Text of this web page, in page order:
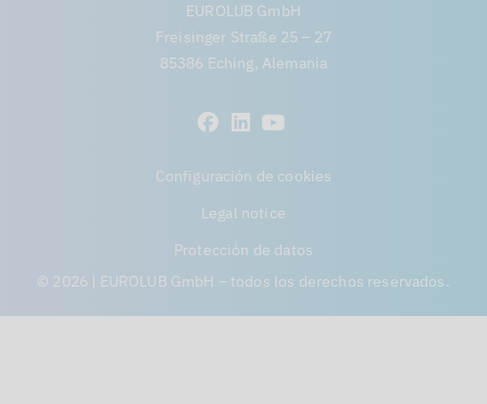
EUROLUB GmbH
Freisinger Straße 25 – 27
85386 Eching, Alemania
Configuración de cookies
Legal notice
Protección de datos
© 2026 | EUROLUB GmbH – todos los derechos reservados.